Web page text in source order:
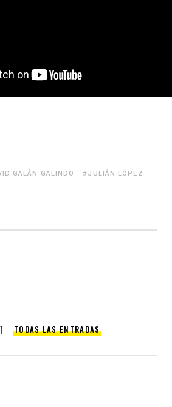
GALÁN GALINDO
JULIÁN LÓPEZ
TODAS LAS ENTRADAS